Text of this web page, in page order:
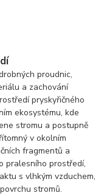
proudnic,
a zachování
pryskyřičného
ekosystému, kde
stromu a postupně
v okolním
fragmentů a
pralesního prostředí,
s vlhkým vzduchem,
stromů.